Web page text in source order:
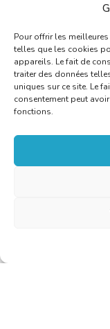
Pour offrir les
telles que les cookies
appareils. Le fait de
traiter des données
uniques sur ce site. Le
consentement peut
fonctions.